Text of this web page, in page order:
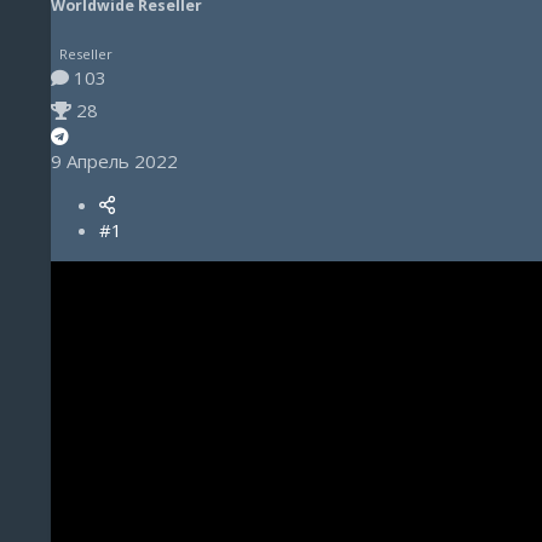
Worldwide Reseller
Reseller
103
28
9 Апрель 2022
#1